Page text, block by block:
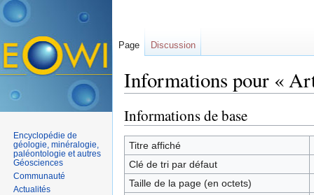
Informations pour «
Informations de base
Titre affiché
Clé de tri par défaut
Taille de la page (en octets)
Page Discussion
Encyclopédie de
géologie, minéralogie,
paléontologie et autres
Géosciences
Communauté
Actualités